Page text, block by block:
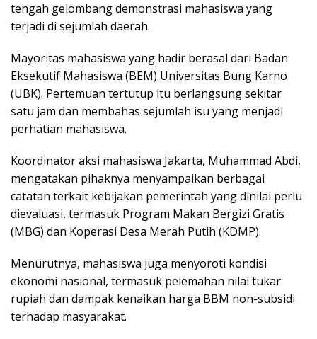
tengah gelombang demonstrasi mahasiswa yang
terjadi di sejumlah daerah.
Mayoritas mahasiswa yang hadir berasal dari Badan
Eksekutif Mahasiswa (BEM) Universitas Bung Karno
(UBK). Pertemuan tertutup itu berlangsung sekitar
satu jam dan membahas sejumlah isu yang menjadi
perhatian mahasiswa.
Koordinator aksi mahasiswa Jakarta, Muhammad Abdi,
mengatakan pihaknya menyampaikan berbagai
catatan terkait kebijakan pemerintah yang dinilai perlu
dievaluasi, termasuk Program Makan Bergizi Gratis
(MBG) dan Koperasi Desa Merah Putih (KDMP).
Menurutnya, mahasiswa juga menyoroti kondisi
ekonomi nasional, termasuk pelemahan nilai tukar
rupiah dan dampak kenaikan harga BBM non-subsidi
terhadap masyarakat.